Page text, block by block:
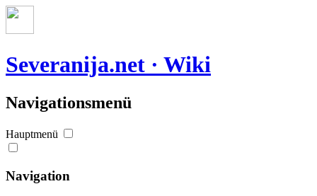
Severanija.net · Wiki
Navigationsmenü
Hauptmenü
Navigation